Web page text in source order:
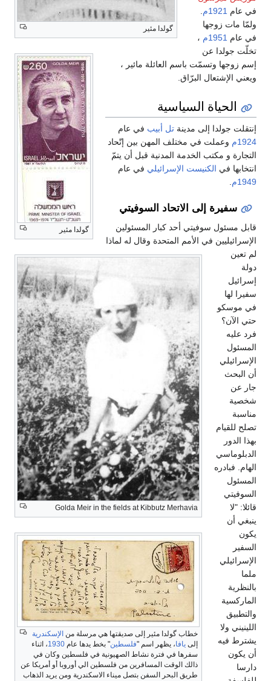
گولدا مئير
گولدا مئير
في عام 1921م
ولمّا مات زوجها
في عام 1951م
،
تخلّت جولدا عن
إسم زوجها وتسمّت باسم العائلة مائير ،
ويعني الإشتعال البرّاق.
Golda Meir in the fields at Kibbutz Merhavia
الحياة السياسية
خطاب گولدا مئير إلى صديقتها هي مرسلة من الإسكندرية
إلى يافا، يظهر اسم "فلسطين" بخط يدها عام 1930، اثناء
سفرها في فترة نشاط الصهيونية في فلسطين وكان في
ذالك الوقت المسافرين من فلسطين الي أوروبا أو أمريكا عن
طريق البحر السفن بتصل ميناء الاسكندرية ومن يريد الذهاب
إنتقلت جولدا إلى مدينة تل أبيب في عام
1924م
وعملت في مختلف المهن بين إتّحاد
التجارة و مكتب الخدمة المدنية قبل أن يتمّ
انتخابها في الكنيست الإسرائيلي في عام
1949م
سفيرة إلى الاتحاد السوفيتي
قابل مسئول سوفيتي أحد كبار المسئولين
الإسرائيليين في الأمم المتحدة وقال له لماذا
لم تعين
دولة
إسرائيل
سفيرا لها
في موسكو
حتي الآن؟
فرد عليه
المسئول
الإسرائيلي
أن البحث
جار عن
شخصية
مناسبة
تصلح للقيام
بهذا الدور
الدبلوماسي
الهام. فبادره
المسئول
السوفيتي
قائلا: "لا
ينبغي أن
يكون
السفير
الإسرائيلي
ملما
بالنظرية
الماركسية
والتطبيق
اللينيني ولا
يشترط فيه
أن يكون
دارسا